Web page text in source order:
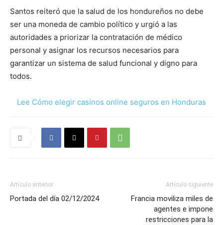
Santos reiteró que la salud de los hondureños no debe
ser una moneda de cambio político y urgió a las
autoridades a priorizar la contratación de médico
personal y asignar los recursos necesarios para
garantizar un sistema de salud funcional y digno para
todos.
Lee Cómo elegir casinos online seguros en Honduras
Artículo anterior
Portada del día 02/12/2024
Artículo siguiente
Francia moviliza miles de
agentes e impone
restricciones para la